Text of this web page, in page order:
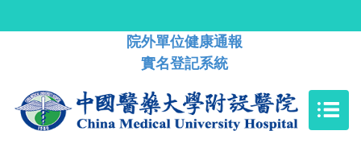
院外單位健康通報
實名登記系統